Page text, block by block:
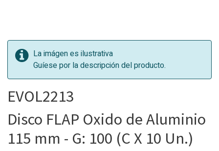
La imágen es ilustrativa
Guíese por la descripción del producto.
EVOL2213
Disco FLAP Oxido de Aluminio
115 mm - G: 100 (C X 10 Un.)